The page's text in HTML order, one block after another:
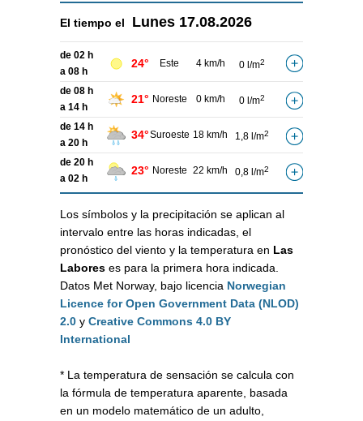
El tiempo el Lunes 17.08.2026
de 02 h
a 08 h
24° Este 4 km/h 0 l/m2
de 08 h
a 14 h
21° Noreste 0 km/h 0 l/m2
de 14 h
a 20 h
34°Suroeste 18 km/h 1,8 l/m2
de 20 h
a 02 h
23° Noreste 22 km/h 0,8 l/m2
Los símbolos y la precipitación se aplican al
intervalo entre las horas indicadas, el
pronóstico del viento y la temperatura en Las
Labores es para la primera hora indicada.
Datos Met Norway, bajo licencia Norwegian
Licence for Open Government Data (NLOD)
2.0 y Creative Commons 4.0 BY
International
* La temperatura de sensación se calcula con
la fórmula de temperatura aparente, basada
en un modelo matemático de un adulto,